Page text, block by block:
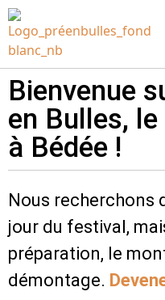
Bienvenue
en Bulles,
à Bédée !
Nous recherchons
jour du festival,
préparation, le
démontage.